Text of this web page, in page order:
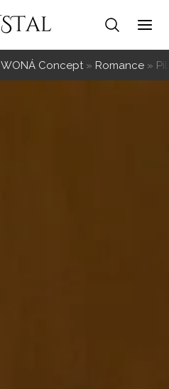
WONÁ Concept» Romance »